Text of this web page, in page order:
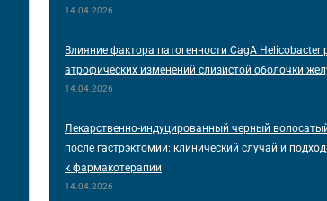
14.04.2026
Влияние фактора патогенности CagA Helicobacter
атрофических изменений слизистой оболочки
14.04.2026
Лекарственно-индуцированный черный
после гастрэктомии: клинический случай и
к фармакотерапии
14.04.2026